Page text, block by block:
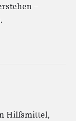
–
Hilfsmittel,